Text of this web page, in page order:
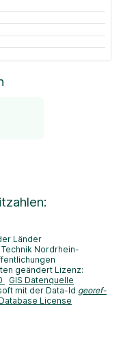
Länder
Nordrhein-
geändert Lizenz:
GIS Datenquelle
mit der Data-Id georef-
License